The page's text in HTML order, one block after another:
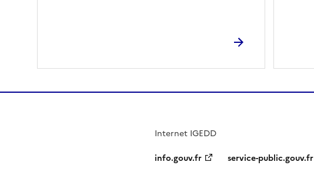
Internet IGEDD
info.gouv.fr
service-public.gouv.fr